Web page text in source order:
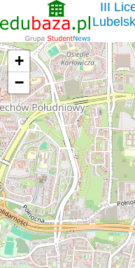
III
+
−